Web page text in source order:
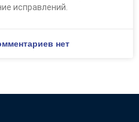
исправлений.
нет